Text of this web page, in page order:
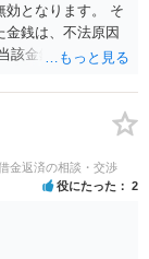
効となります。 そ
金銭は、不法原因
該金銭の返還請求
金返済の相談・交渉
役にたった 2